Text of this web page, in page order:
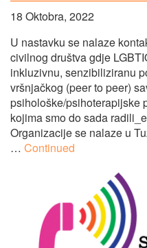
18 Oktobra, 2022
U nastavku se nalaze
civilnog društva gdje
inkluzivnu, senzibiliziranu
vršnjačkog (peer to peer)
psihološke/psihoterapijske
kojima smo do sada
Organizacije se nalaze u
… Continued